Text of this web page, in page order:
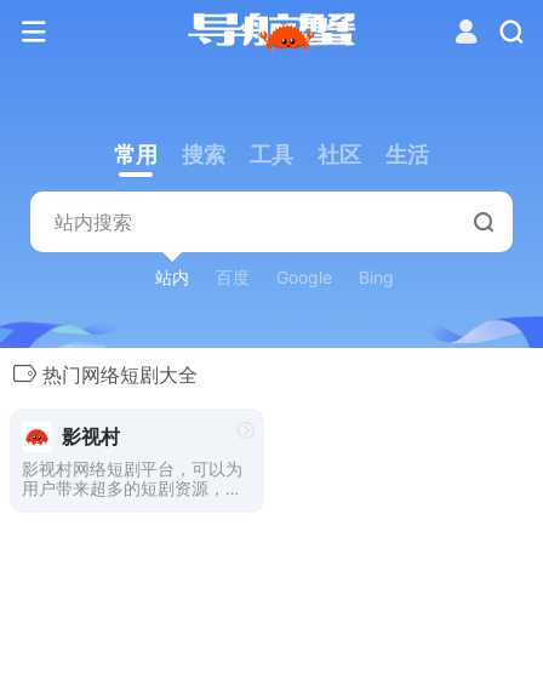
常用 搜索 工具 社区 生活
站内 百度 Google Bing
热门网络短剧大全
影视村
影视村网络短剧平台，可以为
用户带来超多的短剧资源，各